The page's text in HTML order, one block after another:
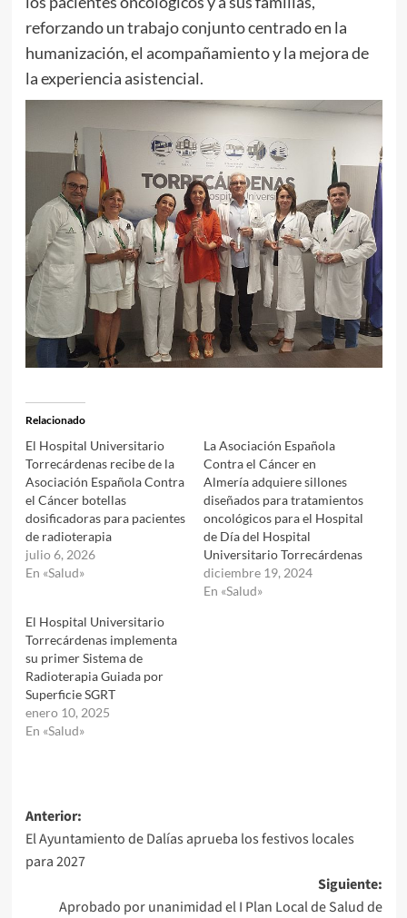
reforzando un trabajo conjunto centrado en la
humanización, el acompañamiento y la mejora de
la experiencia asistencial.
Relacionado
El Hospital Universitario
Torrecárdenas recibe de la
Asociación Española Contra
el Cáncer botellas
dosificadoras para pacientes
de radioterapia
julio 6, 2026
En «Salud»
La Asociación Española
Contra el Cáncer en
Almería adquiere sillones
diseñados para tratamientos
oncológicos para el Hospital
de Día del Hospital
Universitario Torrecárdenas
diciembre 19, 2024
En «Salud»
El Hospital Universitario
Torrecárdenas implementa
su primer Sistema de
Radioterapia Guiada por
Superficie SGRT
enero 10, 2025
En «Salud»
Navegación
de
entradas
Anterior:
El Ayuntamiento de Dalías aprueba los festivos locales
para 2027
Siguiente:
Aprobado por unanimidad el I Plan Local de Salud de